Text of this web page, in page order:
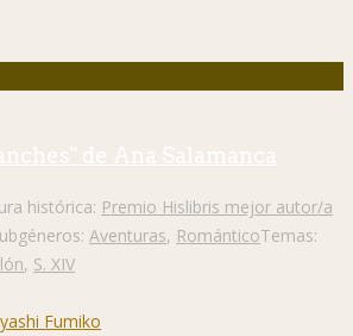
de Ana Salamanca
histórica: Premio Hislibris mejor autor/a
Aventuras, RománticoTemas:
, S. XIV